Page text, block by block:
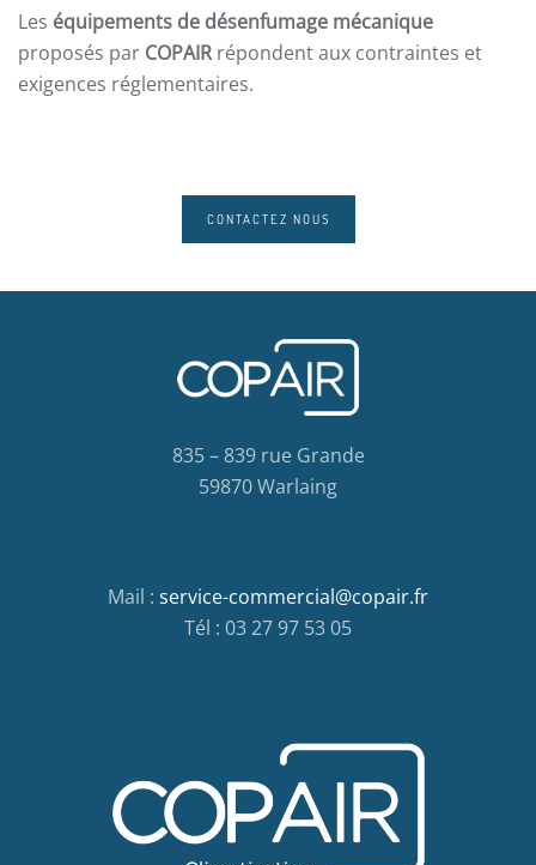
Les équipements de désenfumage mécanique
proposés par COPAIRrépondent aux contraintes et
exigences réglementaires.
CONTACTEZ NOUS
835 – 839 rue Grande
59870 Warlaing
Mail : service-commercial@copair.fr
Tél : 03 27 97 53 05